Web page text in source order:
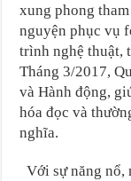
xung phong
nguyện phục vụ
trình nghệ thuật,
Tháng 3/2017,
và Hành động,
hóa đọc và
nghĩa.
Với sự năng nổ,